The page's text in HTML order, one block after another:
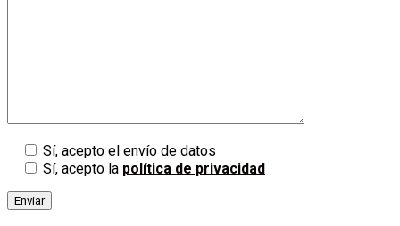
Sí, acepto el envío de datos
Sí, acepto la política de privacidad